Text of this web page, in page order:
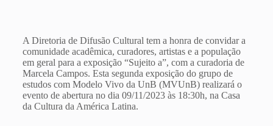
A Diretoria de Difusão Cultural tem a honra de convidar a
comunidade acadêmica, curadores, artistas e a população
em geral para a exposição “Sujeito a”, com a curadoria de
Marcela Campos. Esta segunda exposição do grupo de
estudos com Modelo Vivo da UnB (MVUnB) realizará o
evento de abertura no dia 09/11/2023 às 18:30h, na Casa
da Cultura da América Latina.